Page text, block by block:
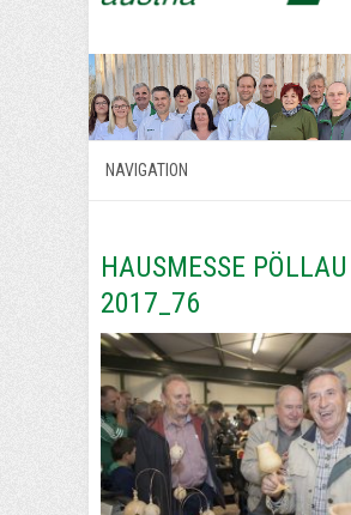
HAUSMESSE
2017_76